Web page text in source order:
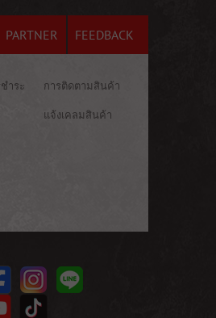
PARTNER FEEDBACK
ำระ
การติดตามสินค้า
แจ้งเคลมสินค้า